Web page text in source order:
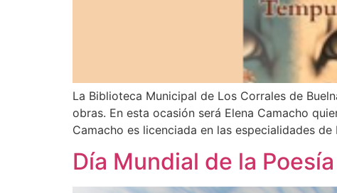
La Biblioteca Municipal de Los Corrales de
obras. En esta ocasión será Elena Camacho
Camacho es licenciada en las especialidades
Día Mundial de la Poesía